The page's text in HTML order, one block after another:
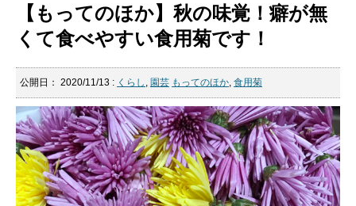
【もってのほか】秋の味覚！癖が無
くて食べやすい食用菊です！
公開日： 2020/11/13 : くらし , 園芸 もってのほか, 食用菊